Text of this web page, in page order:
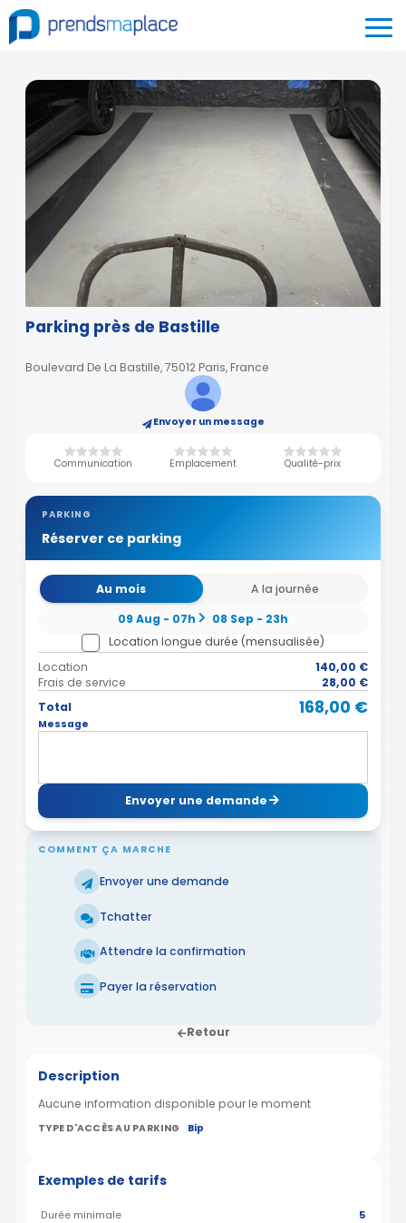
Parking près de Bastille
Boulevard De La Bastille, 75012 Paris, France
Envoyer un message
Communication Emplacement Qualité-prix
PARKING
Réserver ce parking
Au mois
A la journée
09 Aug - 07h
08 Sep - 23h
Location longue durée (mensualisée)
Location
140,00 €
Frais de service
28,00 €
Total
168,00 €
Message
Envoyer une demande
COMMENT ÇA MARCHE
Envoyer une demande
Tchatter
Attendre la confirmation
Payer la réservation
Retour
Description
Aucune information disponible pour le moment
TYPE D'ACCÈS AU PARKING Bip
Exemples de tarifs
Durée minimale 5